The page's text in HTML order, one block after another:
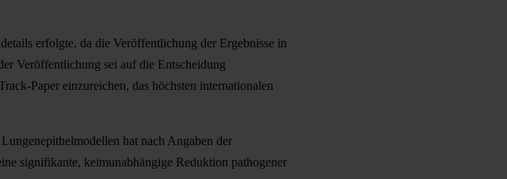
erfolgte, da die Veröffentlichung der Ergebnisse in
Veröffentlichung sei auf die Entscheidung
Paper einzureichen, das höchsten internationalen
hat nach Angaben der
signifikante, keimunabhängige Reduktion pathogener